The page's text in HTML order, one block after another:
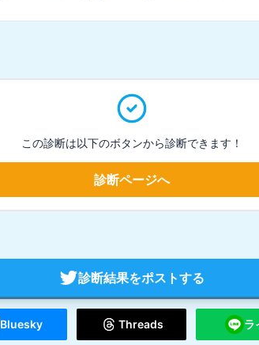
この診断は以下のボタンから診断できます！
診断ページへ
診断結果をポストする
Bluesky Threads ラ